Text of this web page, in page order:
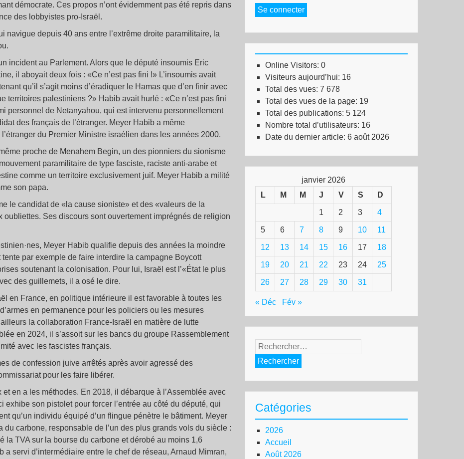
démocrate. Ces propos n’ont évidemment pas été repris dans
des lobbyistes pro-Israël.
navigue depuis 40 ans entre l’extrême droite paramilitaire, la
incident au Parlement. Alors que le député insoumis Eric
il aboyait deux fois : «Ce n’est pas fini !» L’insoumis avait
qu’il s’agit moins d’éradiquer le Hamas que d’en finir avec
territoires palestiniens ?» Habib avait hurlé : «Ce n’est pas fini
personnel de Netanyahou, qui est intervenu personnellement
des français de l’étranger. Meyer Habib a même
du Premier Ministre israélien dans les années 2000.
proche de Menahem Begin, un des pionniers du sionisme
paramilitaire de type fasciste, raciste anti-arabe et
comme un territoire exclusivement juif. Meyer Habib a milité
son papa.
le candidat de «la cause sioniste» et des «valeurs de la
Ses discours sont ouvertement imprégnés de religion
Meyer Habib qualifie depuis des années la moindre
par exemple de faire interdire la campagne Boycott
soutenant la colonisation. Pour lui, Israël est l’«État le plus
des guillemets, il a osé le dire.
en France, en politique intérieure il est favorable à toutes les
en permanence pour les policiers ou les mesures
la collaboration France-Israël en matière de lutte
en 2024, il s’assoit sur les bancs du groupe Rassemblement
avec les fascistes français.
de confession juive arrêtés après avoir agressé des
pour les faire libérer.
en a les méthodes. En 2018, il débarque à l’Assemblée avec
exhibe son pistolet pour forcer l’entrée au côté du député, qui
qu’un individu équipé d’un flingue pénètre le bâtiment. Meyer
carbone, responsable de l’un des plus grands vols du siècle :
la TVA sur la bourse du carbone et dérobé au moins 1,6
a servi d’intermédiaire entre le chef de réseau, Arnaud Mimran,
Se connecter
Online Visitors: 0
Visiteurs aujourd’hui: 16
Total des vues: 7 678
Total des vues de la page: 19
Total des publications: 5 124
Nombre total d’utilisateurs: 16
Date du dernier article: 6 août 2026
janvier 2026
L
M M J V S D
1 2 3 4
5 6 7 8 9 10 11
12 13 14 15 16 17 18
19 20 21 22 23 24 25
26 27 28 29 30 31
« Déc Fév »
Rechercher :
Catégories
2026
Accueil
Août 2026